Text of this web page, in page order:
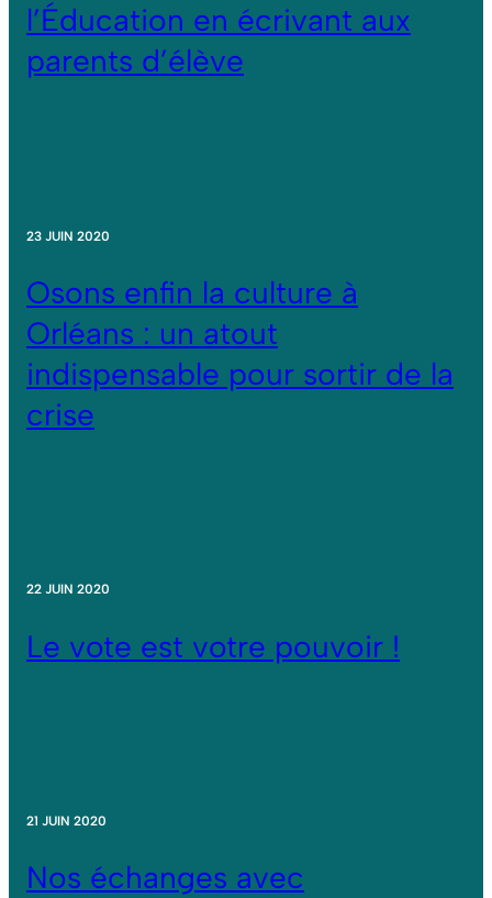
l’Éducation en écrivant aux
parents d’élève
23 JUIN 2020
Osons enfin la culture à
Orléans : un atout
indispensable pour sortir de la
crise
22 JUIN 2020
Le vote est votre pouvoir !
21 JUIN 2020
Nos échanges avec